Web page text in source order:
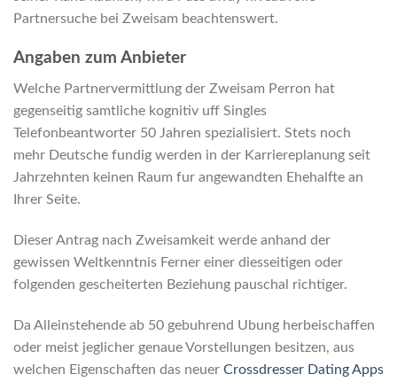
Partnersuche bei Zweisam beachtenswert.
Angaben zum Anbieter
Welche Partnervermittlung der Zweisam Perron hat
gegenseitig samtliche kognitiv uff Singles
Telefonbeantworter 50 Jahren spezialisiert. Stets noch
mehr Deutsche fundig werden in der Karriereplanung seit
Jahrzehnten keinen Raum fur angewandten Ehehalfte an
Ihrer Seite.
Dieser Antrag nach Zweisamkeit werde anhand der
gewissen Weltkenntnis Ferner einer diesseitigen oder
folgenden gescheiterten Beziehung pauschal richtiger.
Da Alleinstehende ab 50 gebuhrend Ubung herbeischaffen
oder meist jeglicher genaue Vorstellungen besitzen, aus
welchen Eigenschaften das neuer Crossdresser Dating Apps